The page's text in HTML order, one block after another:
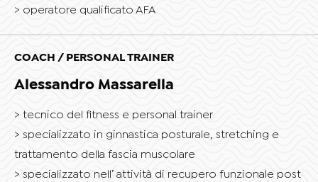
operatore qualificato AFA
COACH / PERSONAL TRAINER
Alessandro Massarella
tecnico del fitness e personal trainer
specializzato in ginnastica posturale, stretching e
trattamento della fascia muscolare
specializzato nell’ attività di recupero funzionale post